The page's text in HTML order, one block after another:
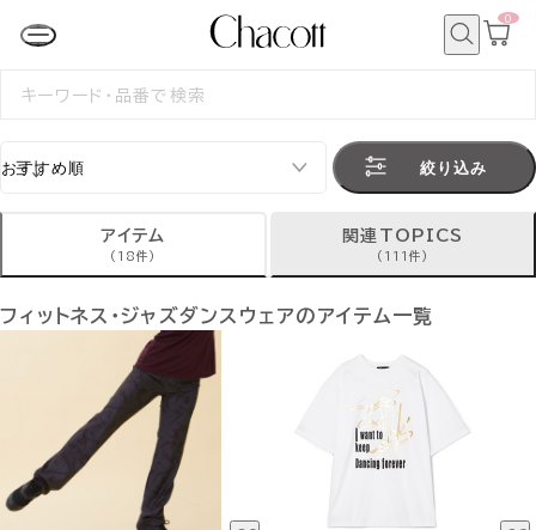
カ
0
検
絞り込み
アイテム
(18件)
関連TOPICS
(111件)
フィットネス・ジャズダンスウェアのアイテム一覧